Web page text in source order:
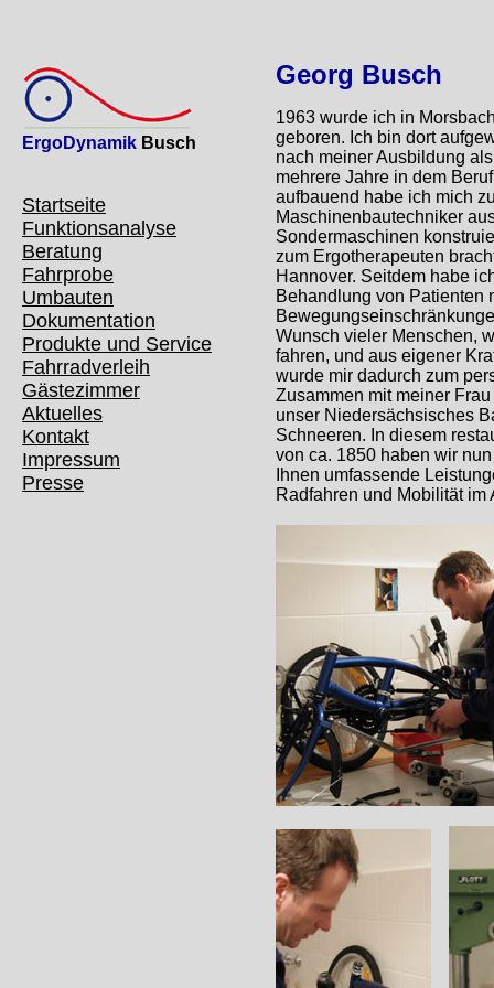
ErgoDynamik Busch
Startseite
Funktionsanalyse
Beratung
Fahrprobe
Umbauten
Dokumentation
Produkte und Service
Fahrradverleih
Gästezimmer
Aktuelles
Kontakt
Impressum
Presse
Georg Busch
1963 wurde ich in
geboren. Ich bin dort
nach meiner Ausbildung
mehrere Jahre in dem
aufbauend habe ich mich
Maschinenbautechniker
Sondermaschinen
zum Ergotherapeuten
Hannover. Seitdem habe
Behandlung von Patienten
Wunsch vieler Menschen,
fahren, und aus eigener
wurde mir dadurch zum
Zusammen mit meiner
unser Niedersächsisches
Schneeren. In diesem
von ca. 1850 haben wir
Ihnen umfassende
Radfahren und Mobilität im